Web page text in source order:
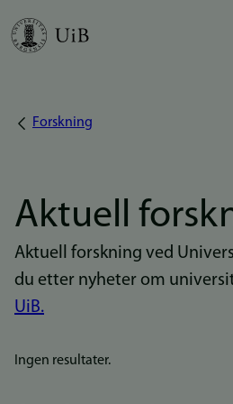
Hopp
Navigasjonssti
Forskning
Aktuell
Aktuell forskning ved
du etter nyheter om
UiB.
Ingen resultater.